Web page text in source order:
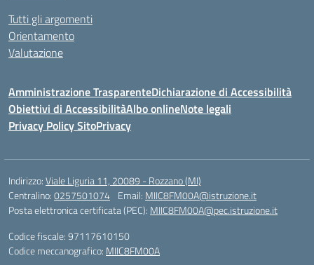
Tutti gli argomenti
Orientamento
Valutazione
Amministrazione TrasparenteDichiarazione di Accessibilità
Obiettivi di AccessibilitàAlbo onlineNote legali
Privacy Policy SitoPrivacy
Indirizzo:Viale Liguria 11, 20089 - Rozzano (MI)
Centralino:0257501074 Email: MIIC8FM00A@istruzione.it
Posta elettronica certificata (PEC): MIIC8FM00A@pec.istruzione.it
Codice fiscale: 97117610150
Codice meccanografico: MIIC8FM00A